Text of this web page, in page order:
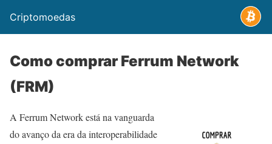
Criptomoedas
Como comprar Ferrum Network
(FRM)
A Ferrum Network está na vanguarda
do avanço da era da interoperabilidade